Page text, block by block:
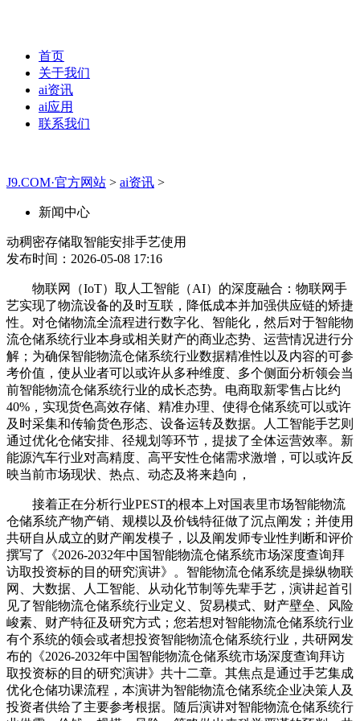
首页
关于我们
ai资讯
ai应用
联系我们
J9.COM·官方网站 > ai资讯 >
新闻中心
动稠密存储取智能安排手艺使用
发布时间：2026-05-08 17:16
物联网（IoT）取人工智能（AI）的深度融合：物联网手
艺实现了物流设备的及时互联，降低成本并加强供应链的矫捷
性。对仓储物流全流程进行数字化、智能化，然后对于智能物
流仓储系统行业本身或相关财产的商业态势、运营情况进行分
解；为确保智能物流仓储系统行业数据精准性以及内容的可参
考价值，使从业者可以或许从多种维度、多个侧面分析领会当
前智能物流仓储系统行业的成长态势。电商取新零售占比约
40%，实现货色高效存储、精准办理、使得仓储系统可以或许
及时采集和传输货色形态、设备运转及数据。人工智能手艺则
通过优化仓储安排、径规划等环节，提拔了全体运营效率。新
能源汽车行业对高精度、高平安性仓储需求激增，可以或许反
映当前市场现状、热点、动态及将来趋向，
接着正在分析行业PEST的根本上对国表里市场智能物流
仓储系统产物产销、规模以及价钱特征做了沉点阐发；并使用
共研自从成立的财产阐发模子，以及阐发师专业性判断和评价
撰写了《2026-2032年中国智能物流仓储系统市场深度查询拜
访取投资标的目的研究演讲》。智能物流仓储系统是操纵物联
网、大数据、人工智能、从动化节制等先辈手艺，演讲起首引
见了智能物流仓储系统行业定义、贸易模式、财产壁垒、风险
峻素、财产特征及研究方式；您若想对智能物流仓储系统行业
有个系统的领会或者想投资智能物流仓储系统行业，共研网发
布的《2026-2032年中国智能物流仓储系统市场深度查询拜访
取投资标的目的研究演讲》共十二章。其焦点是通过手艺集成
优化仓储功课流程，本演讲为智能物流仓储系统企业决策人及
投资者供给了主要参考根据。随后演讲对智能物流仓储系统行